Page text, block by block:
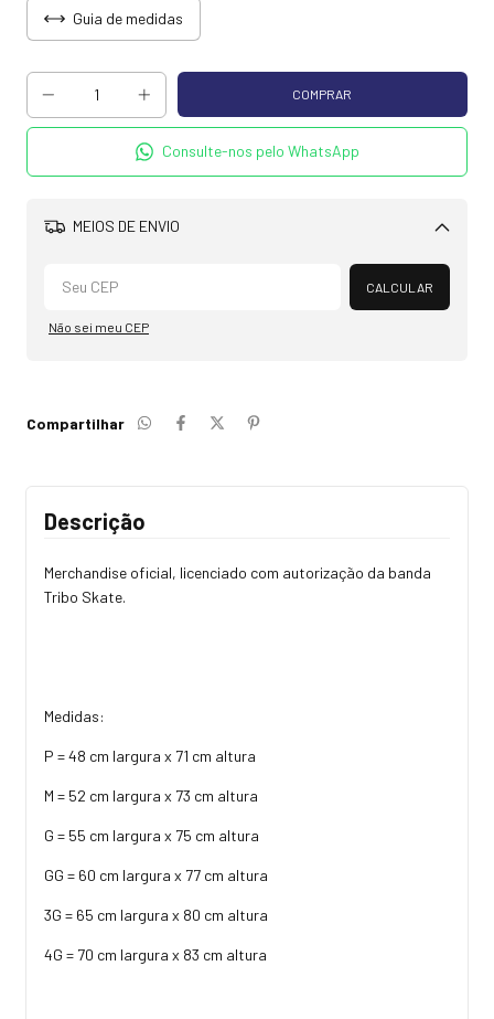
Guia de medidas
Consulte-nos pelo WhatsApp
MEIOS DE ENVIO
Alterar CEP
CALCULAR
Não sei meu CEP
Compartilhar
Descrição
Merchandise oficial, licenciado com autorização da banda
Tribo Skate.
Medidas:
P = 48 cm largura x 71 cm altura
M = 52 cm largura x 73 cm altura
G = 55 cm largura x 75 cm altura
GG = 60 cm largura x 77 cm altura
3G = 65 cm largura x 80 cm altura
4G = 70 cm largura x 83 cm altura